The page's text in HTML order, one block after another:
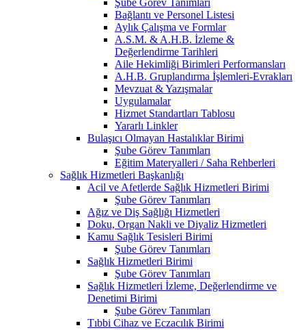
Bağlantı ve Personel Listesi
Aylık Çalışma ve Formlar
A.S.M. & A.H.B. İzleme &
Değerlendirme Tarihleri
Aile Hekimliği Birimleri Performansları
A.H.B. Gruplandırma İşlemleri-Evrakları
Mevzuat & Yazışmalar
Uygulamalar
Hizmet Standartları Tablosu
Yararlı Linkler
Bulaşıcı Olmayan Hastalıklar Birimi
Şube Görev Tanımları
Eğitim Materyalleri / Saha Rehberleri
Sağlık Hizmetleri Başkanlığı
Acil ve Afetlerde Sağlık Hizmetleri Birimi
Şube Görev Tanımları
Ağız ve Diş Sağlığı Hizmetleri
Doku, Organ Nakli ve Diyaliz Hizmetleri
Kamu Sağlık Tesisleri Birimi
Şube Görev Tanımları
Sağlık Hizmetleri Birimi
Şube Görev Tanımları
Sağlık Hizmetleri İzleme, Değerlendirme ve
Denetimi Birimi
Şube Görev Tanımları
Tıbbi Cihaz ve Eczacılık Birimi